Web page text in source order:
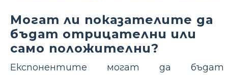
Могат ли показателите да
бъдат отрицателни или
само положителни?
Експонентите могат да бъдат